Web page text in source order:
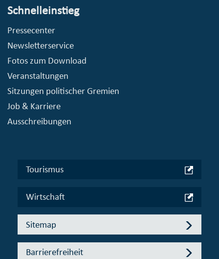
Schnelleinstieg
Pressecenter
Newsletterservice
Fotos zum Download
Veranstaltungen
Sitzungen politischer Gremien
Job & Karriere
Ausschreibungen
Tourismus
Wirtschaft
Sitemap
Barrierefreiheit